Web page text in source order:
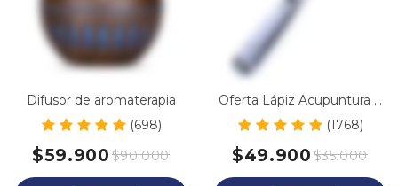
Difusor de aromaterapia
(698)
$59.900 $90.000
Oferta Lápiz Acupuntura 3
en 1
(1768)
$49.900 $35.000